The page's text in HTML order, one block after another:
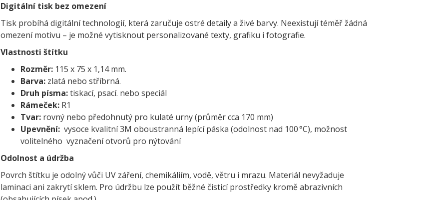
Digitální tisk bez omezení
Tisk probíhá digitální technologií, která zaručuje ostré detaily a živé barvy. Neexistují téměř žádná
omezení motivu – je možné vytisknout personalizované texty, grafiku i fotografie.
Vlastnosti štítku
Rozměr: 115 x 75 x 1,14 mm.
Barva: zlatá nebo stříbrná.
Druh písma:tiskací, psací. nebo speciál
Rámeček: R1
Tvar: rovný nebo předohnutý pro kulaté urny (průměr cca 170 mm)
Upevnění: vysoce kvalitní 3M oboustranná lepící páska (odolnost nad 100 °C), možnost
volitelného vyznačení otvorů pro nýtování
Odolnost a údržba
Povrch štítku je odolný vůči UV záření, chemikáliím, vodě, větru i mrazu. Materiál nevyžaduje
laminaci ani zakrytí sklem. Pro údržbu lze použít běžné čisticí prostředky kromě abrazivních